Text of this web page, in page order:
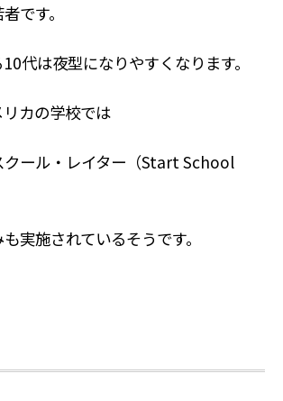
です。
代は夜型になりやすくなります。
カの学校では
クール・レイター（Start School
実施されているそうです。